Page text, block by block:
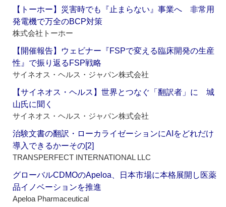
【トーホー】災害時でも『止まらない』事業へ 非常用
発電機で万全のBCP対策
株式会社トーホー
【開催報告】ウェビナー『FSPで変える臨床開発の生産
性』で振り返るFSP戦略
サイネオス・ヘルス・ジャパン株式会社
【サイネオス・ヘルス】世界とつなぐ「翻訳者」に 城
山氏に聞く
サイネオス・ヘルス・ジャパン株式会社
治験文書の翻訳・ローカライゼーションにAIをどれだけ
導入できるかーその[2]
TRANSPERFECT INTERNATIONAL LLC
グローバルCDMOのApeloa、日本市場に本格展開し医薬
品イノベーションを推進
Apeloa Pharmaceutical